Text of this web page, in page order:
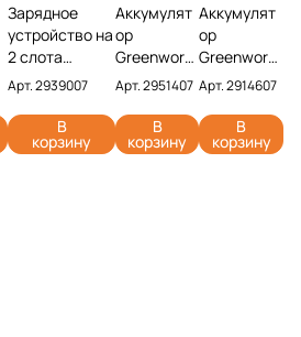
Зарядное
устройство на
2 слота
Greenworks
G82C2 82V
2939007
Арт.2939007
В
корзину
Аккумулят
ор
Greenwork
s G82B8
82V
2951407 (8
Ач)
Арт.2951407
В
корзину
Аккумулят
ор
Greenwork
s G82B5
82V
2914607 (5
Ач)
Арт.2914607
В
корзину